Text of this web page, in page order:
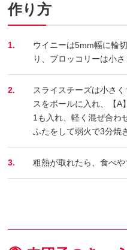
作り方
1.
ウイニーは5mm幅に輪
り、ブロッコリーは小さ
2.
スライスチーズは小さ
スをボールに入れ、【A
1も入れ、軽く混ぜ合わ
ふたをして弱火で3分焼
3. 粗熱が取れたら、食べや